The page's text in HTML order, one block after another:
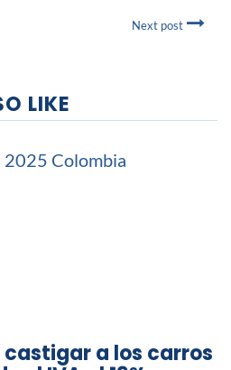
Next post
LIKE
castigar a los carros